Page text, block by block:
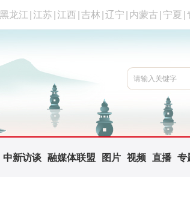
黑龙江 江苏 江西 吉林 辽宁 内蒙古 宁夏
中新访谈 融媒体联盟 图片 视频 直播 专